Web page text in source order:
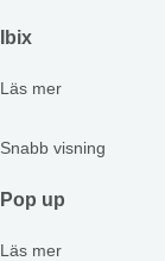
Ibix
Läs mer
Snabb visning
Pop up
Läs mer